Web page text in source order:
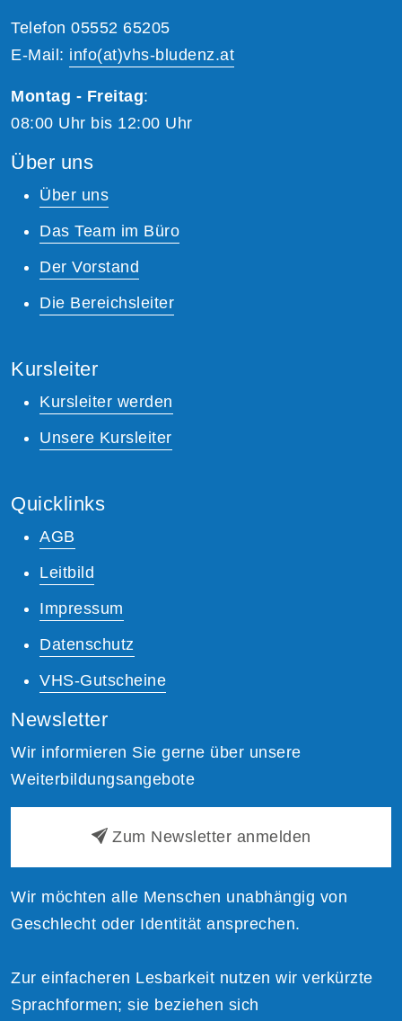
Telefon 05552 65205
E-Mail: info(at)vhs-bludenz.at
Montag - Freitag:
08:00 Uhr bis 12:00 Uhr
Über uns
Über uns
Das Team im Büro
Der Vorstand
Die Bereichsleiter
Kursleiter
Kursleiter werden
Unsere Kursleiter
Quicklinks
AGB
Leitbild
Impressum
Datenschutz
VHS-Gutscheine
Newsletter
Wir informieren Sie gerne über unsere
Weiterbildungsangebote
Zum Newsletter anmelden
Wir möchten alle Menschen unabhängig von
Geschlecht oder Identität ansprechen.
Zur einfacheren Lesbarkeit nutzen wir verkürzte
Sprachformen; sie beziehen sich